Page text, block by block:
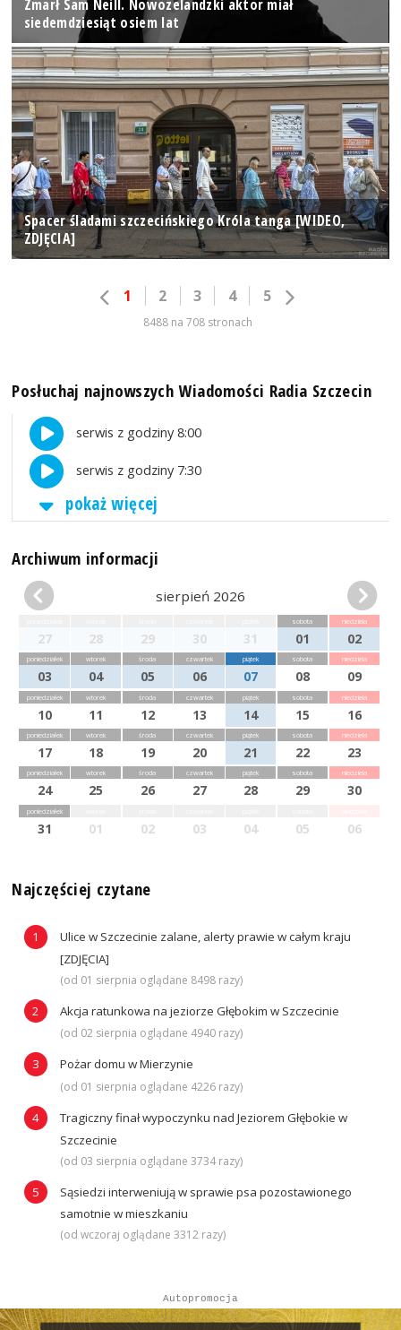
Zmarł Sam Neill. Nowozelandzki aktor miał
siedemdziesiąt osiem lat
Spacer śladami szczecińskiego Króla tanga [WIDEO,
ZDJĘCIA]
1 2 3 4 5
8488 na 708 stronach
Posłuchaj najnowszych Wiadomości Radia Szczecin
serwis z godziny 8:00
serwis z godziny 7:30
pokaż więcej
Archiwum informacji
sierpień 2026
27 28 29 30 31
sobota
01
niedziela
02
poniedziałek
03
wtorek
04
środa
05
czwartek
06
piątek
07
sobota
08
niedziela
09
poniedziałek
10
wtorek
11
środa
12
czwartek
13
piątek
14
sobota
15
niedziela
16
poniedziałek
17
wtorek
18
środa
19
czwartek
20
piątek
21
sobota
22
niedziela
23
poniedziałek
24
wtorek
25
środa
26
czwartek
27
piątek
28
sobota
29
niedziela
30
poniedziałek
31 01 02 03 04 05 06
Najczęściej czytane
Ulice w Szczecinie zalane, alerty prawie w całym kraju
[ZDJĘCIA]
(od 01 sierpnia oglądane 8498 razy)
Akcja ratunkowa na jeziorze Głębokim w Szczecinie
(od 02 sierpnia oglądane 4940 razy)
Pożar domu w Mierzynie
(od 01 sierpnia oglądane 4226 razy)
Tragiczny finał wypoczynku nad Jeziorem Głębokie w
Szczecinie
(od 03 sierpnia oglądane 3734 razy)
Sąsiedzi interweniują w sprawie psa pozostawionego
samotnie w mieszkaniu
(od wczoraj oglądane 3312 razy)
Autopromocja